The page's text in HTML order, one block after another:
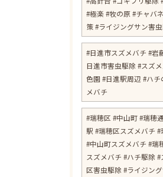
#極楽 #牧の原 #チャバ
策 #ライジングサン害
#日進市スズメバチ #岩
日進市害虫駆除 #スズ
色園 #日進駅周辺 #ハ
メバチ
#瑞穂区 #中山町 #瑞穂
駅 #瑞穂区スズメバチ
#中山町スズメバチ #瑞
スズメバチ #ハチ駆除
区害虫駆除 #ライジン